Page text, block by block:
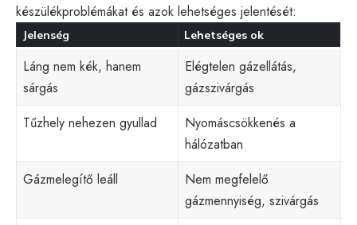
készülékproblémákat és azok lehetséges jelentését:
Jelenség Lehetséges ok
Láng nem kék, hanem
sárgás
Elégtelen gázellátás,
gázszivárgás
Tűzhely nehezen gyullad
Nyomáscsökkenés a
hálózatban
Gázmelegítő leáll
Nem megfelelő
gázmennyiség, szivárgás